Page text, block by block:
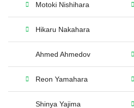
Motoki Nishihara
Hikaru Nakahara
Ahmed Ahmedov
Reon Yamahara
Shinya Yajima